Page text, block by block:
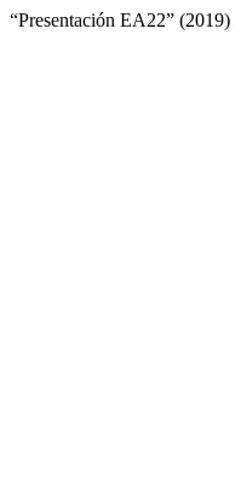
“Presentación EA22” (2019)